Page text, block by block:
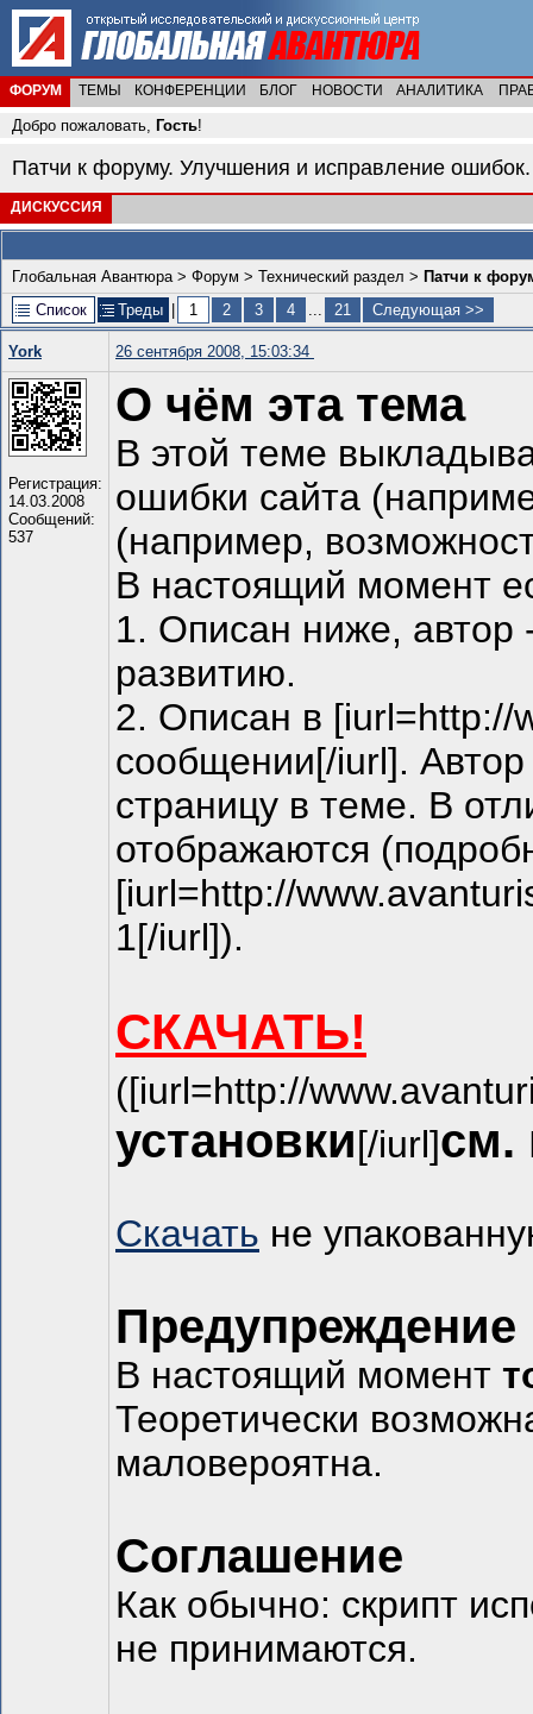
ФОРУМ ТЕМЫ КОНФЕРЕНЦИИ БЛОГ НОВОСТИ АНАЛИТИКА
Добро пожаловать, Гость!
Патчи к форуму. Улучшения и исправление
ДИСКУССИЯ
Глобальная Авантюра> Форум > Технический раздел > Патчи к
Список
Треды 1 2 3 4 ... 21 Следующая >>
York 26 сентября 2008, 15:03:34
Регистрация:
14.03.2008
Сообщений:
537
О чём эта тема
В этой теме
ошибки сайта
(например,
В настоящий момент
1. Описан ниже, автор
развитию.
2. Описан в [iurl=http://
сообщении[/iurl].
страницу в теме. В
отображаются
[iurl=http://
1[/iurl]).
СКАЧАТЬ!
([iurl=http://
установки[/iurl]см.
Скачать не
Предупреждение
В настоящий момент
Теоретически
маловероятна.
Соглашение
Как обычно: скрипт
не принимаются.